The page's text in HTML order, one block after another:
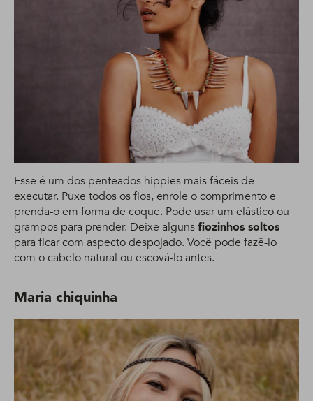
Esse é um dos penteados hippies mais fáceis de
executar. Puxe todos os fios, enrole o comprimento e
prenda-o em forma de coque. Pode usar um elástico ou
grampos para prender. Deixe algunsfiozinhos soltos
para ficar com aspecto despojado. Você pode fazê-lo
com o cabelo natural ou escová-lo antes.
Maria chiquinha